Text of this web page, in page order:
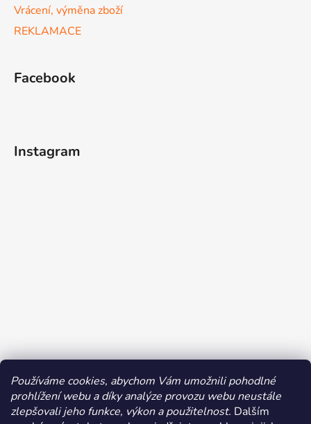
Používáme cookies, abychom Vám umožnili pohodlné
prohlížení webu a díky analýze provozu webu neustále
zlepšovali jeho funkce, výkon a použitelnost. Dalším
Vrácení, výměna zboží
REKLAMACE
Facebook
Instagram
Sledovat na Instagramu